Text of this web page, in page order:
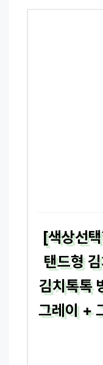
[색상선
탠드형
김치톡톡
그레이 +